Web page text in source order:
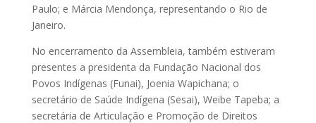
Paulo; e Márcia Mendonça, representando o Rio de
Janeiro.
No encerramento da Assembleia, também estiveram
presentes a presidenta da Fundação Nacional dos
Povos Indígenas (Funai), Joenia Wapichana; o
secretário de Saúde Indígena (Sesai), Weibe Tapeba; a
secretária de Articulação e Promoção de Direitos